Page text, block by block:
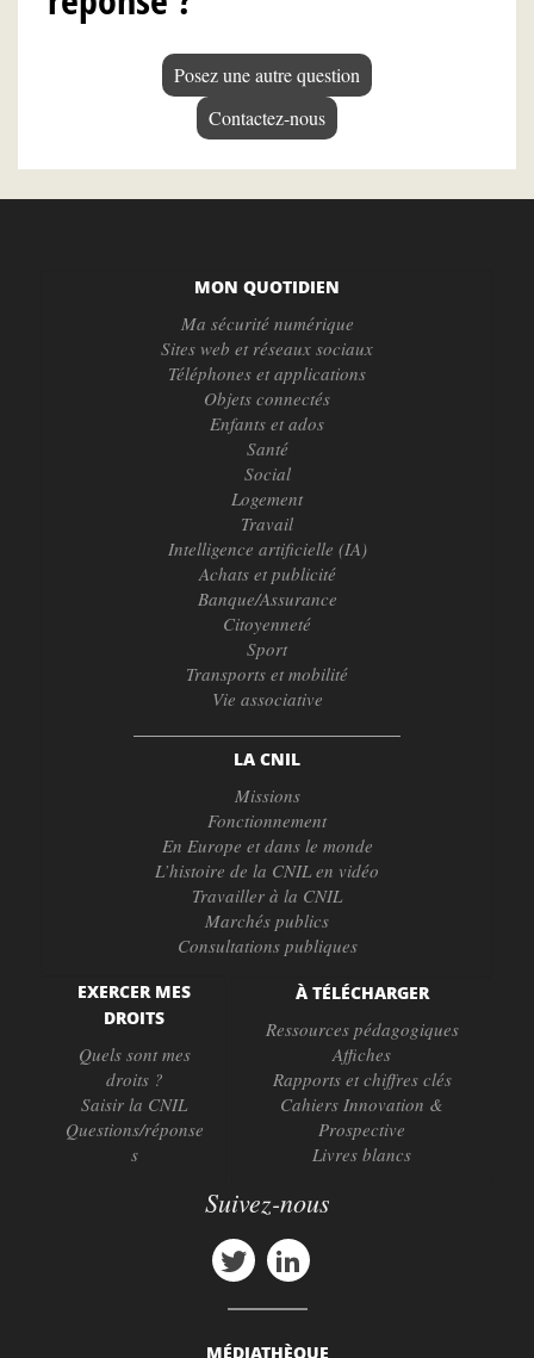
Posez une autre question
Contactez-nous
MON QUOTIDIEN
Ma sécurité numérique
Sites web et réseaux sociaux
Téléphones et applications
Objets connectés
Enfants et ados
Santé
Social
Logement
Travail
Intelligence artificielle (IA)
Achats et publicité
Banque/Assurance
Citoyenneté
Sport
Transports et mobilité
Vie associative
LA CNIL
Missions
Fonctionnement
En Europe et dans le monde
L’histoire de la CNIL en vidéo
Travailler à la CNIL
Marchés publics
Consultations publiques
EXERCER MES
DROITS
Quels sont mes
droits ?
Saisir la CNIL
Questions/réponse
s
À TÉLÉCHARGER
Ressources pédagogiques
Affiches
Rapports et chiffres clés
Cahiers Innovation &
Prospective
Livres blancs
Suivez-nous
MÉDIATHÈQUE